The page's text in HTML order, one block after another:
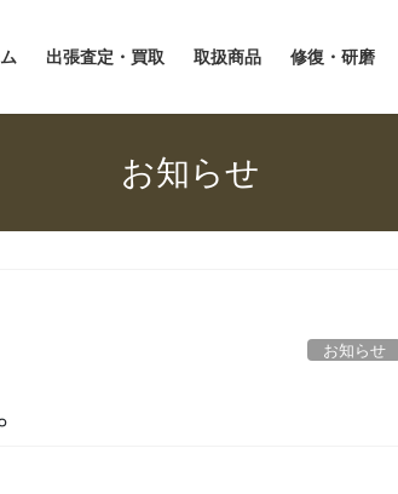
出張査定・買取 取扱商品 修復・研磨
お知らせ
お知らせ